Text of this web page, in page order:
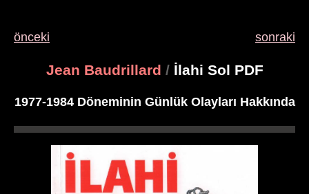
önceki sonraki
Jean Baudrillard /İlahi Sol PDF
1977-1984 Döneminin Günlük Olayları Hakkında